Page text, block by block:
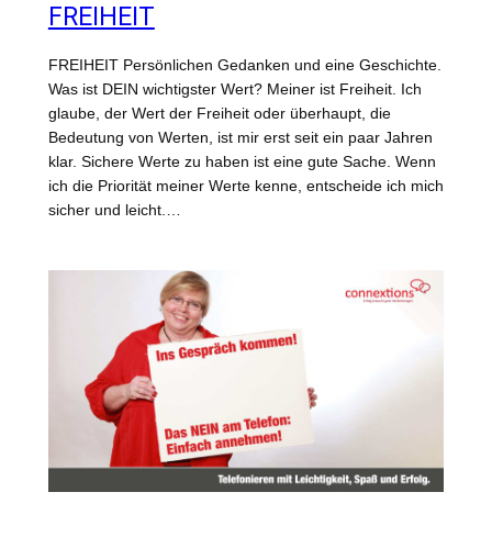
FREIHEIT
FREIHEIT Persönlichen Gedanken und eine Geschichte.
Was ist DEIN wichtigster Wert? Meiner ist Freiheit. Ich
glaube, der Wert der Freiheit oder überhaupt, die
Bedeutung von Werten, ist mir erst seit ein paar Jahren
klar. Sichere Werte zu haben ist eine gute Sache. Wenn
ich die Priorität meiner Werte kenne, entscheide ich mich
sicher und leicht.…